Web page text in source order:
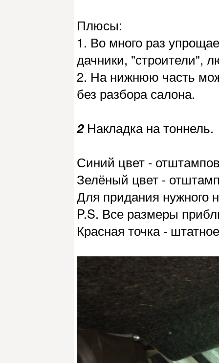
Плюсы:
1. Во много раз
дачники, "строители",
2. На нижнюю часть
без разбора салона.
2Накладка на тоннель.
Синий цвет -
Зелёный цвет -
Для придания нужного
P.S. Все размеры
Красная точка -